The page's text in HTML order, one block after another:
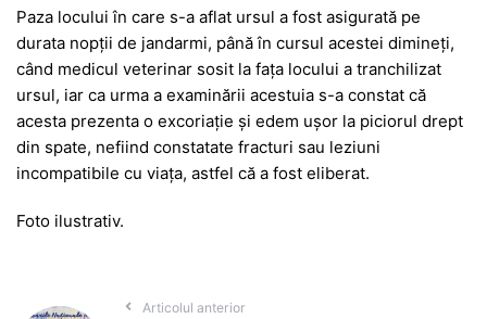
Paza locului în care s-a aflat ursul a fost asigurată pe
durata nopții de jandarmi, până în cursul acestei dimineți,
când medicul veterinar sosit la fața locului a tranchilizat
ursul, iar ca urma a examinării acestuia s-a constat că
acesta prezenta o excoriație și edem ușor la piciorul drept
din spate, nefiind constatate fracturi sau leziuni
incompatibile cu viața, astfel că a fost eliberat.
Foto ilustrativ.
Articolul anterior